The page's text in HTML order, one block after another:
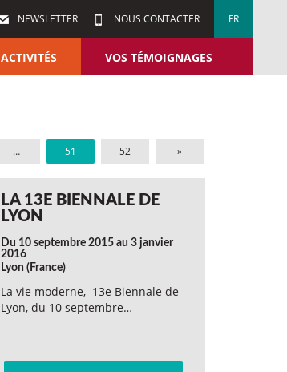
NEWSLETTER NOUS CONTACTER FR
ACTIVITÉS VOS TÉMOIGNAGES
… 51 52 »
LA 13E BIENNALE DE
LYON
Du 10 septembre 2015 au 3 janvier
2016
Lyon (France)
La vie moderne, 13e Biennale de
Lyon, du 10 septembre…